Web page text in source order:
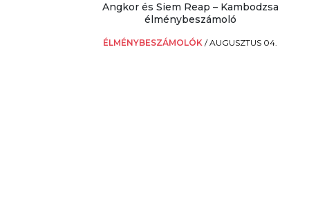
Angkor és Siem Reap – Kambodzsa
élménybeszámoló
ÉLMÉNYBESZÁMOLÓK/AUGUSZTUS 04.